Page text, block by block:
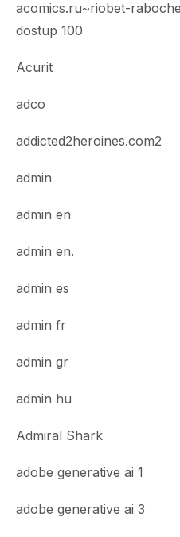
acomics.ru~riobet-
dostup 100
Acurit
adco
addicted2heroines.com2
admin
admin en
admin en.
admin es
admin fr
admin gr
admin hu
Admiral Shark
adobe generative ai 1
adobe generative ai 3